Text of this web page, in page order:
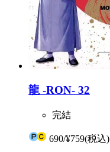
龍 -RON- 32
完結
690/¥759(税込)